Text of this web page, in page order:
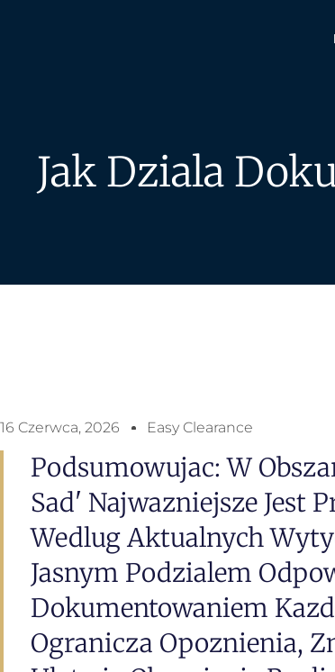
Jak Dziala
16 Czerwca, 2026 Easy Clearance
Podsumowujac: W
Sad' Najwazniejsze Jest
Wedlug Aktualnych
Jasnym Podzialem
Dokumentowaniem
Ogranicza Opoznienia,